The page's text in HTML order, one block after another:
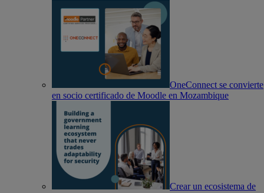
OneConnect se convierte
en socio certificado de Moodle en Mozambique
Crear un ecosistema de